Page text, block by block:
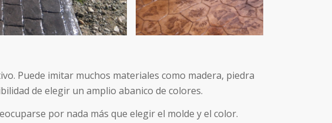
Puede imitar muchos materiales como madera, piedra
de elegir un amplio abanico de colores.
por nada más que elegir el molde y el color.